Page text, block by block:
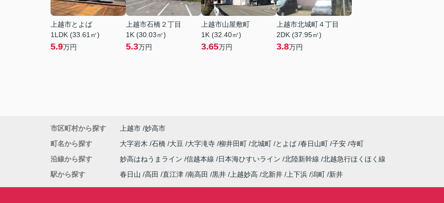
上越市とよば
1LDK (33.61㎡)
5.9万円
上越市石橋２丁目
1K (30.03㎡)
5.3万円
上越市山屋敷町
1K (32.40㎡)
3.65万円
上越市北城町４丁目
2DK (37.95㎡)
3.8万円
市区町村から探す 上越市 妙高市
町名から探す
大字岩木 石橋 大豆 大字滝寺 柳井田町 北城町 とよば 春日山町 子安 寺町
沿線から探す
妙高はねうまライン 信越本線 日本海ひすいライン 北陸新幹線 北越急行ほくほく線
駅から探す
春日山 高田 直江津 南高田 黒井 上越妙高 北新井 上下浜 潟町 新井